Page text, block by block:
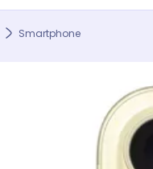
Smartphone